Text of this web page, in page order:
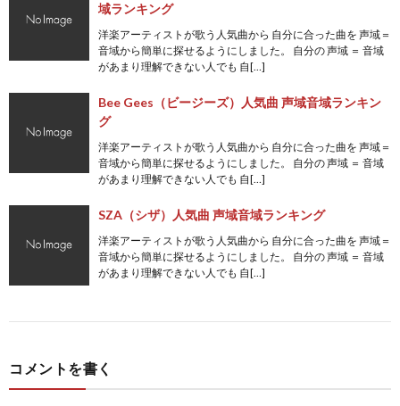
域ランキング
洋楽アーティストが歌う人気曲から 自分に合った曲を 声域＝
音域から簡単に探せるようにしました。 自分の 声域 ＝ 音域
があまり理解できない人でも 自[…]
Bee Gees（ビージーズ）人気曲 声域音域ランキン
グ
洋楽アーティストが歌う人気曲から 自分に合った曲を 声域＝
音域から簡単に探せるようにしました。 自分の 声域 ＝ 音域
があまり理解できない人でも 自[…]
SZA（シザ）人気曲 声域音域ランキング
洋楽アーティストが歌う人気曲から 自分に合った曲を 声域＝
音域から簡単に探せるようにしました。 自分の 声域 ＝ 音域
があまり理解できない人でも 自[…]
コメントを書く